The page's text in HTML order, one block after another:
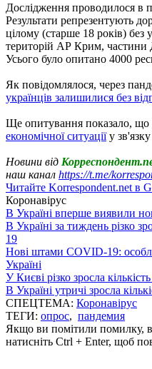
Дослідження проводилося в
Результати репрезентують
цілому (старше 18 років) без
територій АР Крим, частини
Усього було опитано 4000
Як повідомлялося, через
українців залишилися без
Ще опитування показало, що
економічної ситуаціїу
Новини від
наш канал https://t.me/
Читайте Korrespondent.net в
Коронавірус
В Україні вперше виявили
В Україні за тиждень різко
19
Нові штами COVID-19:
Україні
У Києві різко зросла
В Україні утричі зросла
СПЕЦТЕМА: Коронавірус
ТЕГИ: опрос, пандемия
Якщо ви помітили помилку,
натисніть Ctrl + Enter, щоб